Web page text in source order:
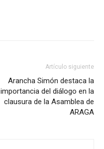
Artículo siguiente
Arancha Simón destaca la
importancia del diálogo en la
clausura de la Asamblea de
ARAGA